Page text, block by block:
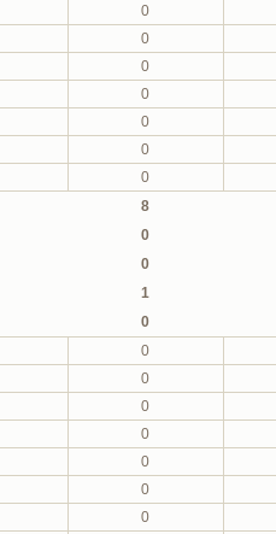
0
0
0
0
0
0
0
8
0
0
1
0
0
0
0
0
0
0
0